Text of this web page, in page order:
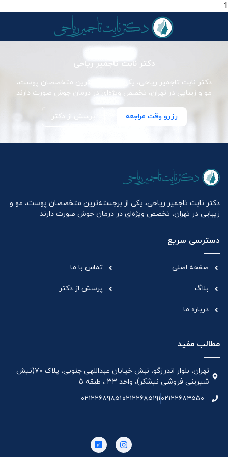
1
دکتر نابت تاجمیر ریاحی
دکتر نابت تاجمیر ریاحی، یکی از برجسته‌ترین متخصصان پوست،
مو و زیبایی در تهران، تخصص ویژه‌ای در درمان جوش صورت دارند
رزرو وقت مراجعه پرسش از دکتر
دکتر نابت تاجمیر ریاحی، یکی از برجسته‌ترین متخصصان پوست، مو و
زیبایی در تهران، تخصص ویژه‌ای در درمان جوش صورت دارند
دسترسی سریع
صفحه اصلی
بلاگ
درباره ما
تماس با ما
پرسش از دکتر
مطالب مفید
تهران، بلوار اندرزگو، نبش خیابان عبداللهی جنوبی، پلاک ۷۰(نیش
شیرینی فروشی نیشکر)، واحد ۳۳ ، طبقه ۵
۰۲۱۲۲۶۸۴۵۵۰۰۲۱۲۲۶۸۵۱۹۱۰۲۱۲۲۶۸۹۸۵۱